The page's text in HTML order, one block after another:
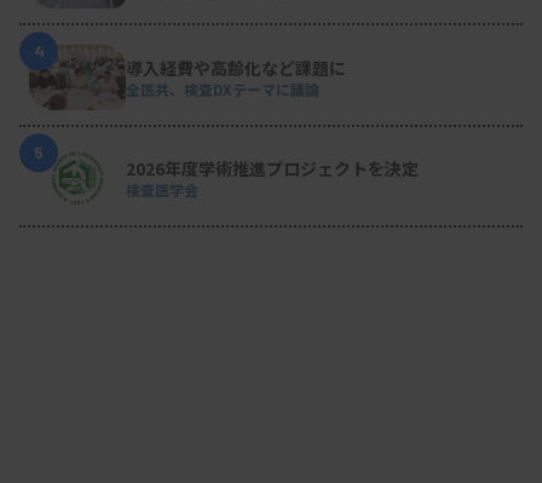
4
導入経費や高齢化など課題に
全医共、検査DXテーマに議論
5
2026年度学術推進プロジェクトを決定
検査医学会